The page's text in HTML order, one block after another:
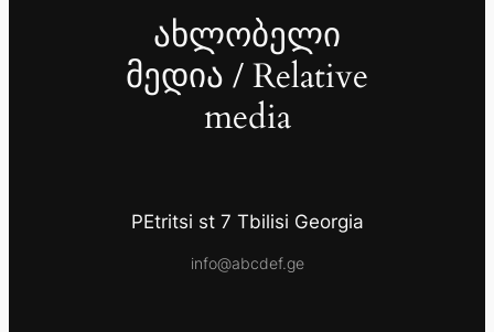
ახლობელი
მედია / Relative
media
PEtritsi st 7 Tbilisi Georgia
info@abcdef.ge